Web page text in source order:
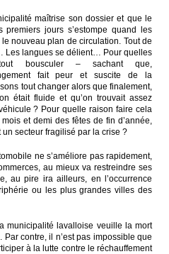
maîtrise son dossier et que le
premiers jours s’estompe quand les
nouveau plan de circulation. Tout de
Les langues se délient… Pour quelles
bousculer – sachant que,
fait peur et suscite de la
tout changer alors que finalement,
était fluide et qu’on trouvait assez
? Pour quelle raison faire cela
et demi des fêtes de fin d’année,
secteur fragilisé par la crise ?
ne s’améliore pas rapidement,
au mieux va restreindre ses
au pire ira ailleurs, en l’occurrence
ou les plus grandes villes des
municipalité lavalloise veuille la mort
contre, il n’est pas impossible que
à la lutte contre le réchauffement